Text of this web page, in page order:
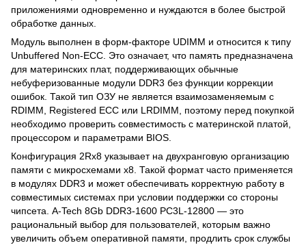
приложениями одновременно и нуждаются в более быстрой
обработке данных.
Модуль выполнен в форм-факторе UDIMM и относится к типу
Unbuffered Non-ECC. Это означает, что память предназначена
для материнских плат, поддерживающих обычные
небуферизованные модули DDR3 без функции коррекции
ошибок. Такой тип ОЗУ не является взаимозаменяемым с
RDIMM, Registered ECC или LRDIMM, поэтому перед покупкой
необходимо проверить совместимость с материнской платой,
процессором и параметрами BIOS.
Конфигурация 2Rx8 указывает на двухранговую организацию
памяти с микросхемами x8. Такой формат часто применяется
в модулях DDR3 и может обеспечивать корректную работу в
совместимых системах при условии поддержки со стороны
чипсета. A-Tech 8Gb DDR3-1600 PC3L-12800 — это
рациональный выбор для пользователей, которым важно
увеличить объем оперативной памяти, продлить срок службы